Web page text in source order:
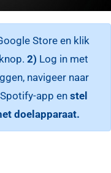
Store en klik
knop. 2) Log in met
navigeer naar
app en stel
doelapparaat.